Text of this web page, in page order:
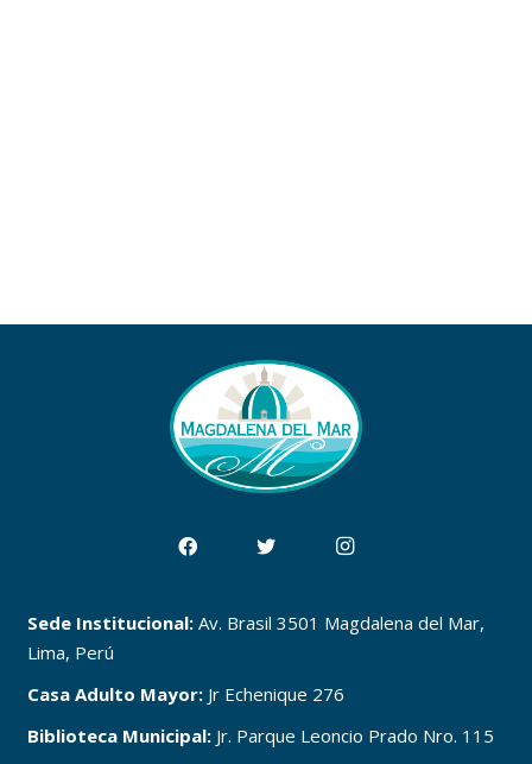
Sede Institucional:Av. Brasil 3501 Magdalena del Mar,
Lima, Perú
Casa Adulto Mayor:Jr Echenique 276
Biblioteca Municipal:Jr. Parque Leoncio Prado Nro. 115